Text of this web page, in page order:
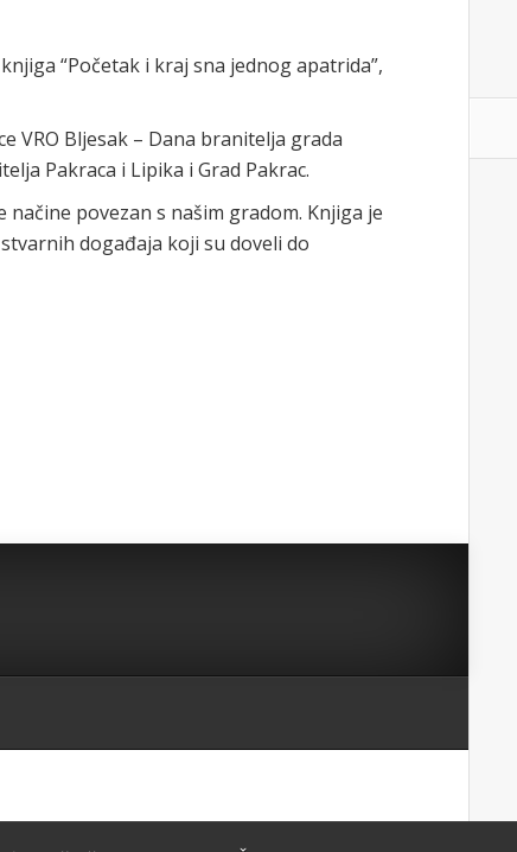
“Početak i kraj sna jednog apatrida”,
VRO Bljesak – Dana branitelja grada
Pakraca i Lipika i Grad Pakrac.
povezan s našim gradom. Knjiga je
događaja koji su doveli do